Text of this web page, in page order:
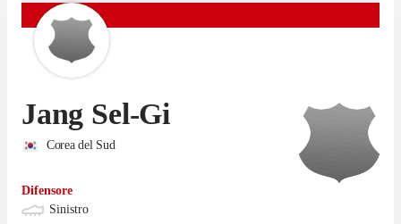
Jang Sel-Gi
Corea del Sud
Difensore
Sinistro